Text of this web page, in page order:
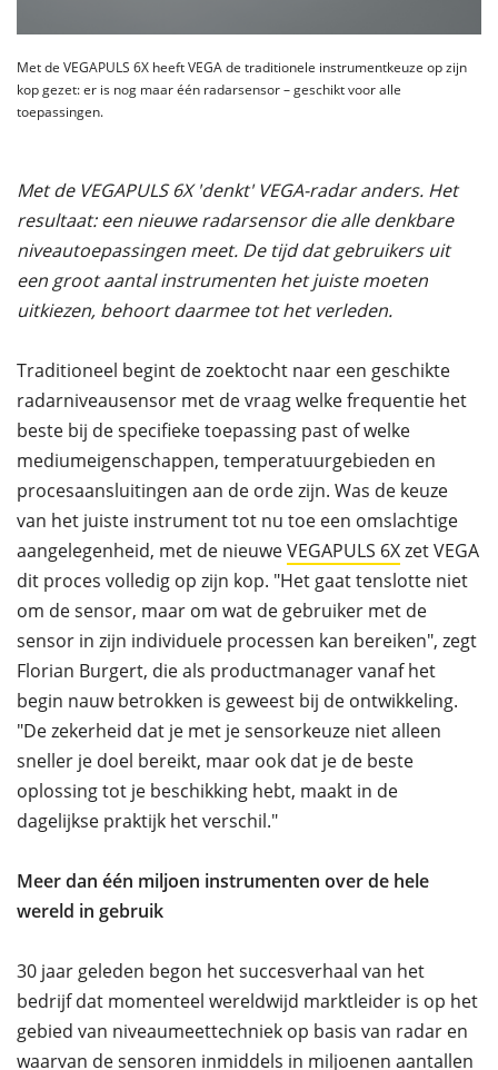
Met de VEGAPULS 6X heeft VEGA de traditionele instrumentkeuze op zijn
kop gezet: er is nog maar één radarsensor – geschikt voor alle
toepassingen.
Met de VEGAPULS 6X 'denkt' VEGA-radar anders. Het
resultaat: een nieuwe radarsensor die alle denkbare
niveautoepassingen meet. De tijd dat gebruikers uit
een groot aantal instrumenten het juiste moeten
uitkiezen, behoort daarmee tot het verleden.
Traditioneel begint de zoektocht naar een geschikte
radarniveausensor met de vraag welke frequentie het
beste bij de specifieke toepassing past of welke
mediumeigenschappen, temperatuurgebieden en
procesaansluitingen aan de orde zijn. Was de keuze
van het juiste instrument tot nu toe een omslachtige
aangelegenheid, met de nieuweVEGAPULS 6Xzet VEGA
dit proces volledig op zijn kop. "Het gaat tenslotte niet
om de sensor, maar om wat de gebruiker met de
sensor in zijn individuele processen kan bereiken", zegt
Florian Burgert, die als productmanager vanaf het
begin nauw betrokken is geweest bij de ontwikkeling.
"De zekerheid dat je met je sensorkeuze niet alleen
sneller je doel bereikt, maar ook dat je de beste
oplossing tot je beschikking hebt, maakt in de
dagelijkse praktijk het verschil."
Meer dan één miljoen instrumenten over de hele
wereld in gebruik
30 jaar geleden begon het succesverhaal van het
bedrijf dat momenteel wereldwijd marktleider is op het
gebied van niveaumeettechniek op basis van radar en
waarvan de sensoren inmiddels in miljoenen aantallen